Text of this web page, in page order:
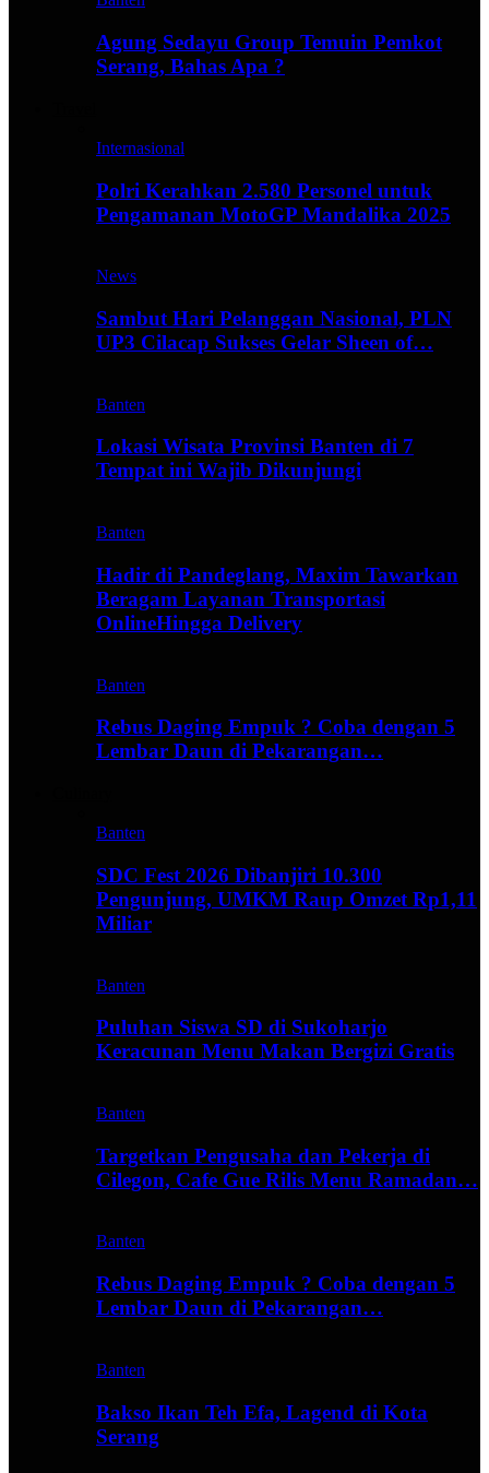
Agung Sedayu Group Temuin Pemkot
Serang, Bahas Apa ?
Internasional
Polri Kerahkan 2.580 Personel untuk
Pengamanan MotoGP Mandalika 2025
News
Sambut Hari Pelanggan Nasional, PLN
UP3 Cilacap Sukses Gelar Sheen of…
Banten
Lokasi Wisata Provinsi Banten di 7
Tempat ini Wajib Dikunjungi
Banten
Hadir di Pandeglang, Maxim Tawarkan
Beragam Layanan Transportasi
OnlineHingga Delivery
Banten
Rebus Daging Empuk ? Coba dengan 5
Lembar Daun di Pekarangan…
Banten
SDC Fest 2026 Dibanjiri 10.300
Pengunjung, UMKM Raup Omzet Rp1,11
Miliar
Banten
Puluhan Siswa SD di Sukoharjo
Keracunan Menu Makan Bergizi Gratis
Banten
Targetkan Pengusaha dan Pekerja di
Cilegon, Cafe Gue Rilis Menu Ramadan…
Banten
Rebus Daging Empuk ? Coba dengan 5
Lembar Daun di Pekarangan…
Banten
Bakso Ikan Teh Efa, Lagend di Kota
Serang